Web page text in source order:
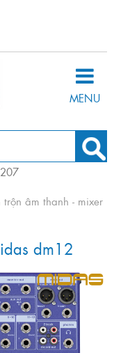
MENU
trộn âm thanh - mixer
dm12